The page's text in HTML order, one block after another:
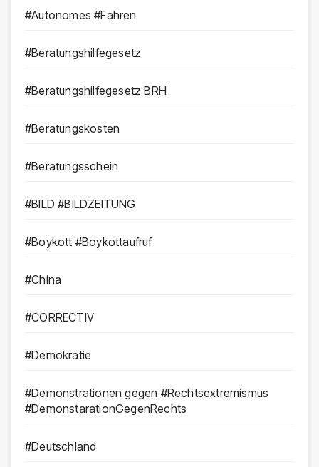
#Autonomes #Fahren
#Beratungshilfegesetz
#Beratungshilfegesetz BRH
#Beratungskosten
#Beratungsschein
#BILD #BILDZEITUNG
#Boykott #Boykottaufruf
#China
#CORRECTIV
#Demokratie
#Demonstrationen gegen #Rechtsextremismus
#DemonstarationGegenRechts
#Deutschland